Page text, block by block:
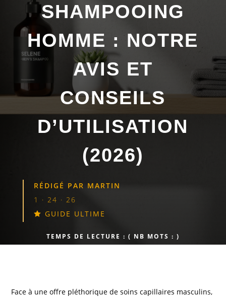
SHAMPOOING
HOMME : NOTRE
AVIS ET
CONSEILS
D’UTILISATION
(2026)
RÉDIGÉ PAR MARTIN
1 · 24 · 26
 GUIDE ULTIME
TEMPS DE LECTURE : ( NB MOTS : )
Face à une offre pléthorique de soins capillaires masculins,